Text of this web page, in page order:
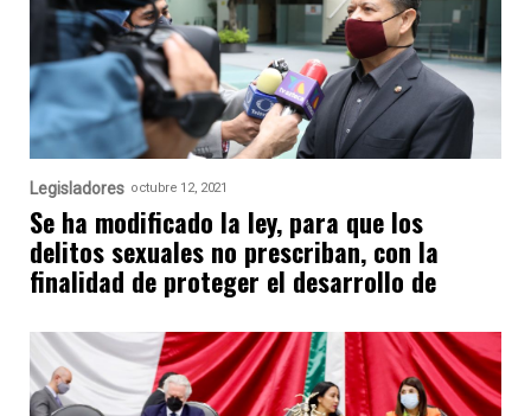
Legisladores octubre 12, 2021
Se ha modificado la ley, para que los
delitos sexuales no prescriban, con la
finalidad de proteger el desarrollo de